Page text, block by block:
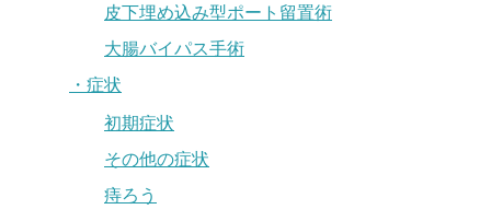
皮下埋め込み型ポート留置術
大腸バイパス手術
・症状
初期症状
その他の症状
痔ろう